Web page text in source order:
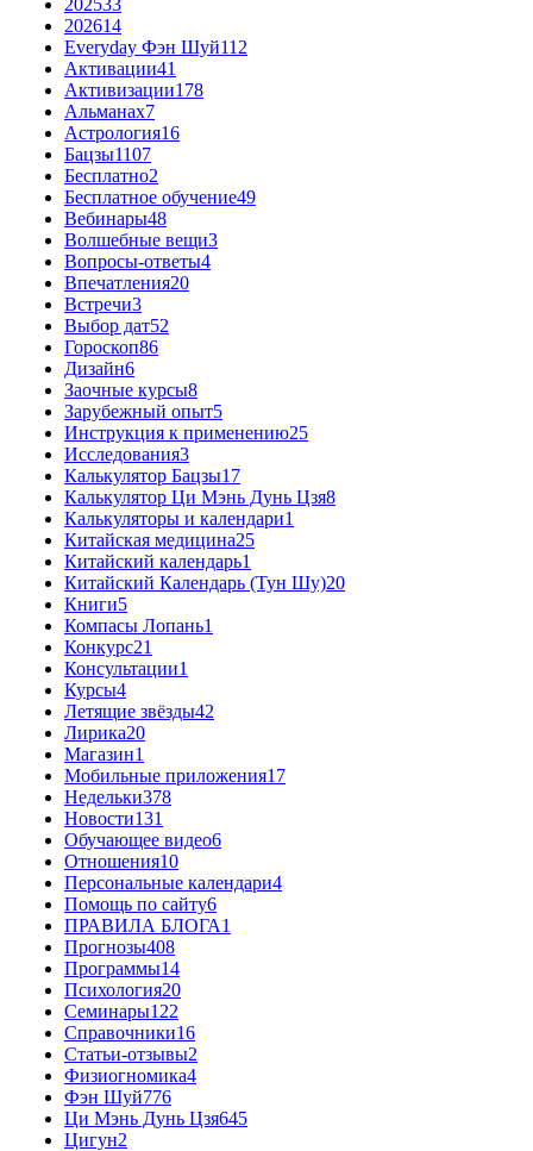
202533
202614
Everyday Фэн Шуй112
Активации41
Активизации178
Альманах7
Астрология16
Бацзы1107
Бесплатно2
Бесплатное обучение49
Вебинары48
Волшебные вещи3
Вопросы-ответы4
Впечатления20
Встречи3
Выбор дат52
Гороскоп86
Дизайн6
Заочные курсы8
Зарубежный опыт5
Инструкция к применению25
Исследования3
Калькулятор Бацзы17
Калькулятор Ци Мэнь Дунь Цзя8
Калькуляторы и календари1
Китайская медицина25
Китайский календарь1
Китайский Календарь (Тун Шу)20
Книги5
Компасы Лопань1
Конкурс21
Консультации1
Курсы4
Летящие звёзды42
Лирика20
Магазин1
Мобильные приложения17
Недельки378
Новости131
Обучающее видео6
Отношения10
Персональные календари4
Помощь по сайту6
ПРАВИЛА БЛОГА1
Прогнозы408
Программы14
Психология20
Семинары122
Справочники16
Статьи-отзывы2
Физиогномика4
Фэн Шуй776
Ци Мэнь Дунь Цзя645
Цигун2